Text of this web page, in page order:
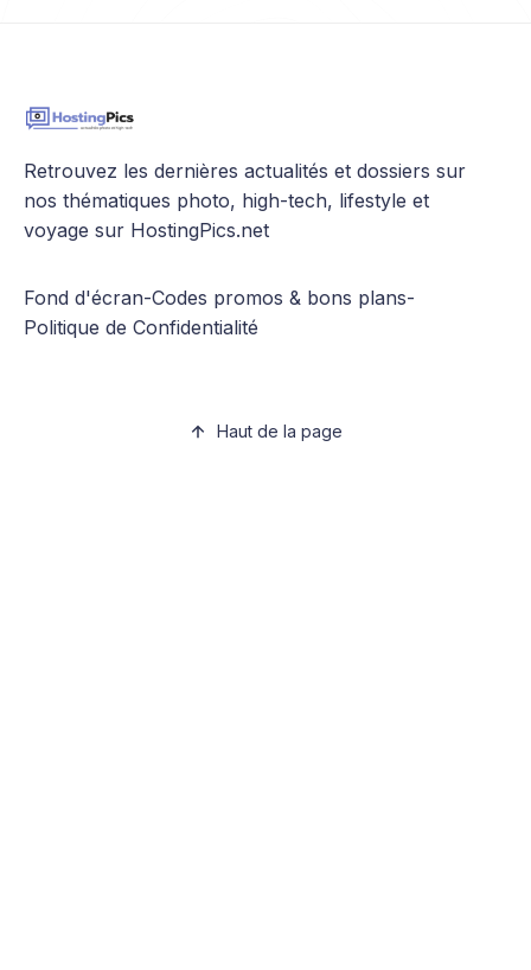
Retrouvez les dernières actualités et dossiers sur
nos thématiques photo, high-tech, lifestyle et
voyage sur HostingPics.net
Fond d'écran-Codes promos & bons plans-
Politique de Confidentialité
Haut de la page